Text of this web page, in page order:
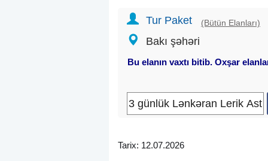
✓Qiymətə daxildir:
-Komfortlu Vip nəqliyyat
-Təcrübəli və pozitiv səyahət
* Standart paketdə: 3 dəfə səhər
* Full paketdə: 3 səhər, 2 nahar, 2
Tur Paket (Bütün Elanları)
Bakı şəhəri
Bu elanın vaxtı bitib. Oxşar
Tarix: 12.07.2026